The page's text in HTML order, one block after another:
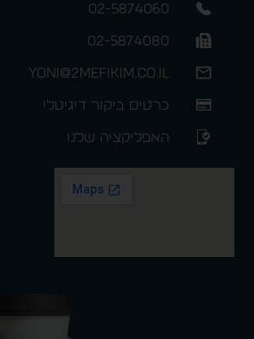
02-5874060
02-5874080
yoni@2mefikim.co.il
כרטיס ביקור דיגיטלי
האפליקציה שלנו